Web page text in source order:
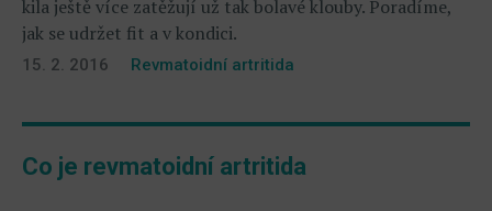
kila ještě více zatěžují už tak bolavé klouby. Poradíme,
jak se udržet fit a v kondici.
15. 2. 2016 Revmatoidní artritida
Co je revmatoidní artritida